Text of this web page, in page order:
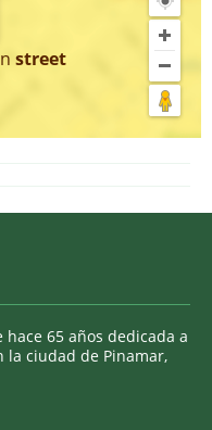
street
hace 65 años dedicada a
la ciudad de Pinamar,